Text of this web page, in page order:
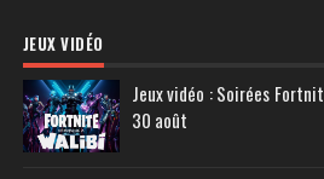
JEUX VIDÉO
Jeux vidéo : Soirées
30 août